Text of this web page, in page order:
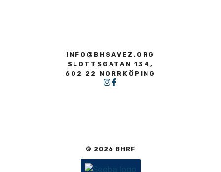
INFO@BHSAVEZ.ORG
SLOTTSGATAN 134,
602 22 NORRKÖPING
© 2026 BHRF